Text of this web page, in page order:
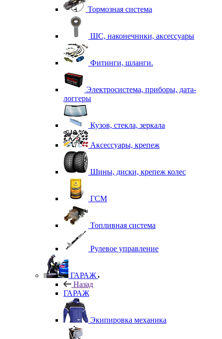
Тормозная система
ШС, наконечники, аксессуары
Фитинги, шланги.
Электросистема, приборы, дата-
логгеры
Кузов, стекла, зеркала
Аксессуары, крепеж
Шины, диски, крепеж колес
ГСМ
Топливная система
Рулевое управление
ГАРАЖ
Назад
ГАРАЖ
Экипировка механика